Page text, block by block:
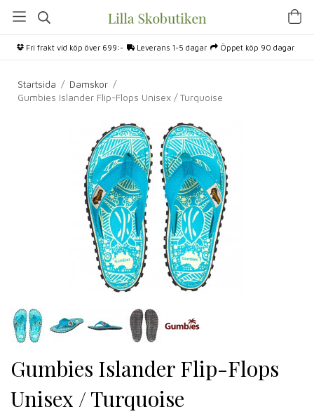
Fri frakt vid köp över 699:- Leverans 1-5 dagar Öppet köp 90 dagar
Startsida / Damskor /
Gumbies Islander Flip-Flops Unisex / Turquoise
Gumbies Islander Flip-Flops
Unisex / Turquoise